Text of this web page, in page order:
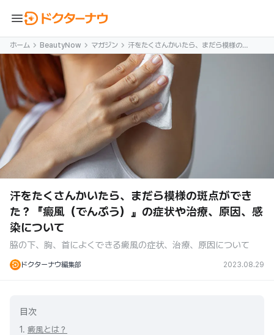
menu
ホーム BeautyNow マガジン
汗をたくさんかいたら、まだら模様の斑
点ができた？『癜風（でんぷう）』の症
状や治療、原因、感染について
汗をたくさんかいたら、まだら模様の斑点ができ
た？『癜風（でんぷう）』の症状や治療、原因、感
染について
脇の下、胸、首によくできる癜風の症状、治療、原因について
ドクターナウ編集部 2023.08.29
目次
1. 癜風とは？